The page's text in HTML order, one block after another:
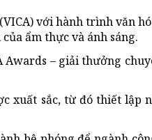
với hành trình văn
ẩm thực và ánh sáng.
– giải thưởng
xuất sắc, từ đó thiết lập